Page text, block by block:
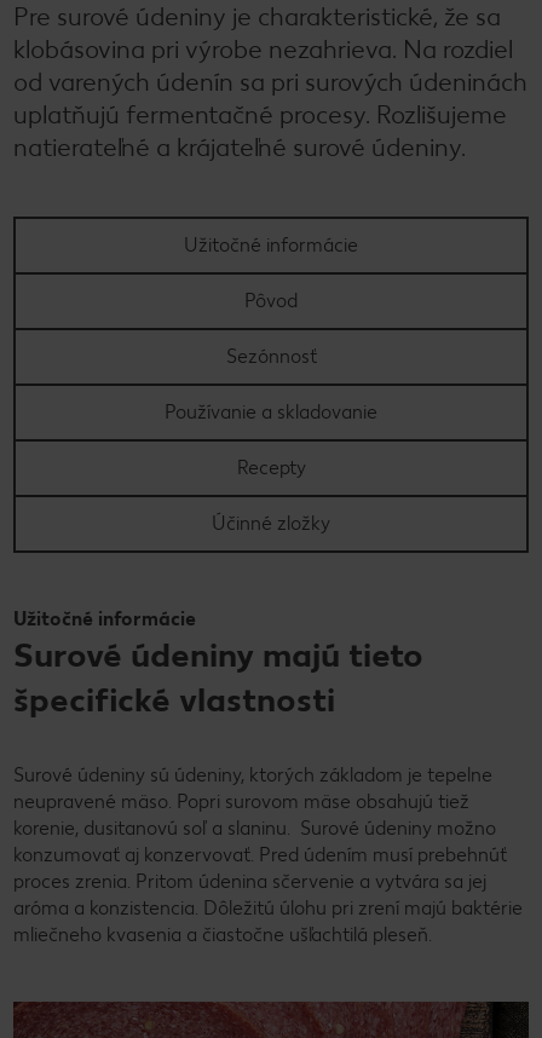
Pre surové údeniny je charakteristické, že sa
klobásovina pri výrobe nezahrieva. Na rozdiel
od varených údenín sa pri surových údeninách
uplatňujú fermentačné procesy. Rozlišujeme
natierateľné a krájateľné surové údeniny.
Užitočné informácie
Pôvod
Sezónnosť
Používanie a skladovanie
Recepty
Účinné zložky
Užitočné informácie
Surové údeniny majú tieto
špecifické vlastnosti
Surové údeniny sú údeniny, ktorých základom je tepelne
neupravené mäso. Popri surovom mäse obsahujú tiež
korenie, dusitanovú soľ a slaninu. Surové údeniny možno
konzumovať aj konzervovať. Pred údením musí prebehnúť
proces zrenia. Pritom údenina sčervenie a vytvára sa jej
aróma a konzistencia. Dôležitú úlohu pri zrení majú baktérie
mliečneho kvasenia a čiastočne ušľachtilá pleseň.